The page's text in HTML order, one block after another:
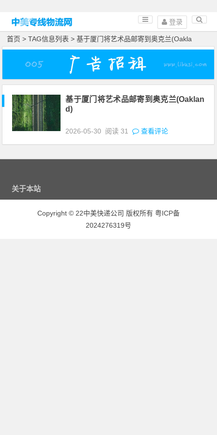
登录
首页 > TAG信息列表 > 基于厦门将艺术品邮寄到奥克兰(Oakla
基于厦门将艺术品邮寄到奥克兰(Oaklan
d)
2026-05-30 阅读31 查看评论
关于本站
Copyright © 22中美快递公司 版权所有 粤ICP备
2024276319号